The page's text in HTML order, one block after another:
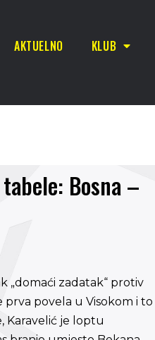
AKTUELNO KLUB
Bosna –
„domaći zadatak“ protiv
prva povela u Visokom i to
Karavelić je loptu